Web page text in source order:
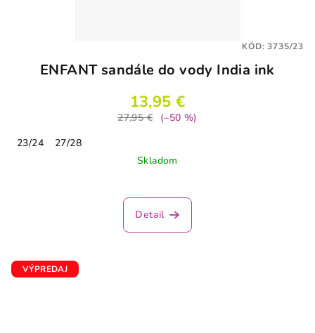
ENFANT sandále do vody India ink
13,95 €
27,95 €
(–50 %)
23/24
27/28
Skladom
Detail
KÓD:3735/23
VÝPREDAJ